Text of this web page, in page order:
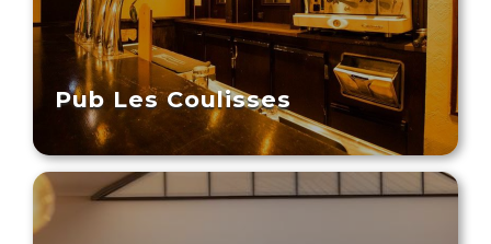
Pub Les Coulisses